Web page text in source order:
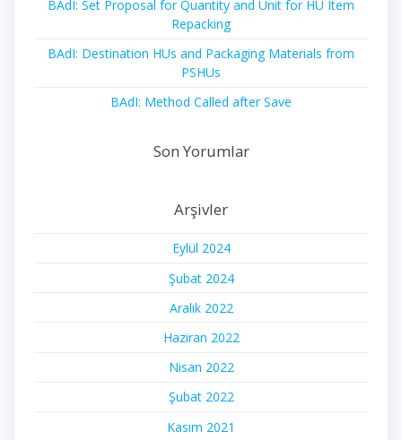
BAdI: Set Proposal for Quantity and Unit for HU Item
Repacking
BAdI: Destination HUs and Packaging Materials from
PSHUs
BAdI: Method Called after Save
Son Yorumlar
Arşivler
Eylül 2024
Şubat 2024
Aralık 2022
Haziran 2022
Nisan 2022
Şubat 2022
Kasım 2021